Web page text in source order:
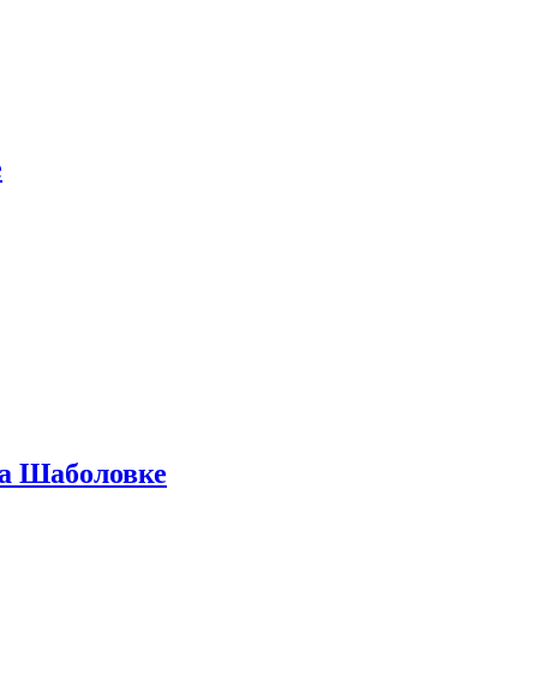
Шаболовке